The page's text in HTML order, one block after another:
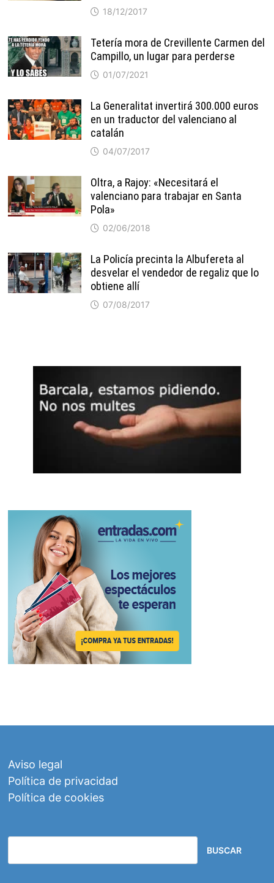
18/12/2017
Tetería mora de Crevillente Carmen del
Campillo, un lugar para perderse
01/07/2021
La Generalitat invertirá 300.000 euros
en un traductor del valenciano al
catalán
04/07/2017
Oltra, a Rajoy: «Necesitará el
valenciano para trabajar en Santa
Pola»
02/06/2018
La Policía precinta la Albufereta al
desvelar el vendedor de regaliz que lo
obtiene allí
07/08/2017
Aviso legal
Política de privacidad
Política de cookies
BUSCAR